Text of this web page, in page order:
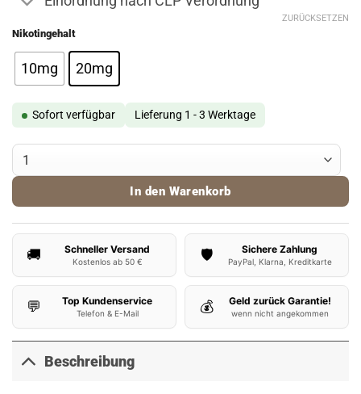
Nikotingehalt
10mg 20mg
ZURÜCKSETZEN
Sofort verfügbar Lieferung 1 - 3 Werktage
Flerbar Liquid Grapefruit Dragon Fruit Menge
In den Warenkorb
🚚 Schneller Versand
Kostenlos ab 50 € 🛡️ Sichere Zahlung
PayPal, Klarna, Kreditkarte
💬 Top Kundenservice
Telefon & E-Mail 💰 Geld zurück Garantie!
wenn nicht angekommen
Beschreibung